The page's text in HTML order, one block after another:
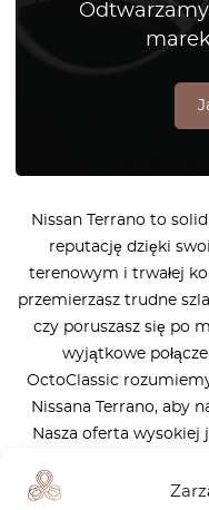
Nissan Terrano to
reputację dzięki
terenowym i trwałej
przemierzasz trudne
czy poruszasz się po
wyjątkowe
OctoClassic
Nissana Terrano, aby
Nasza oferta wysokiej
najlepszej kondycji,